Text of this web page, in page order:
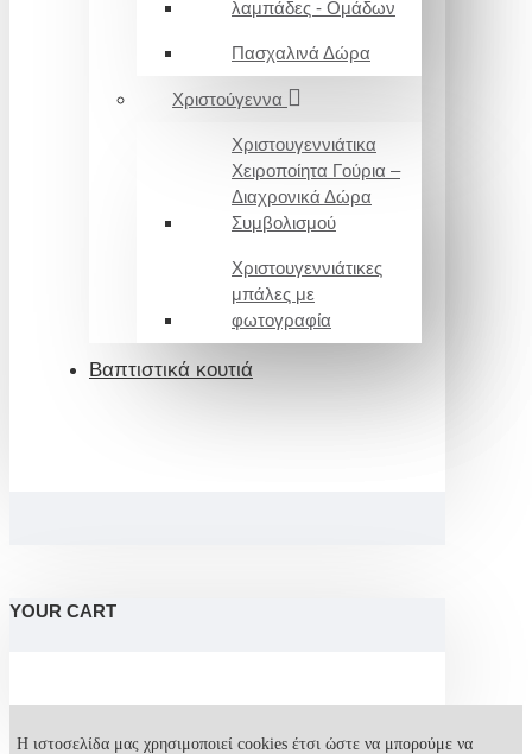
λαμπάδες - Ομάδων
Πασχαλινά Δώρα
Χριστούγεννα
Χριστουγεννιάτικα
Χειροποίητα Γούρια –
Διαχρονικά Δώρα
Συμβολισμού
Χριστουγεννιάτικες
μπάλες με
φωτογραφία
Βαπτιστικά κουτιά
YOUR CART
Η ιστοσελίδα μας χρησιμοποιεί cookies έτσι ώστε να μπορούμε να